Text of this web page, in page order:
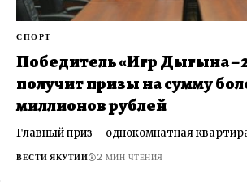
СПОРТ
Победитель «Игр Дыгына –
получит призы на сумму
миллионов рублей
Главный приз – однокомнатная
ВЕСТИ ЯКУТИИ 2 МИН ЧТЕНИЯ